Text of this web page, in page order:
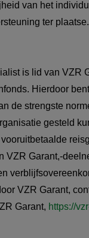
van het
ter plaatse.
is lid van VZR
Hierdoor
de strengste
gesteld
VZR Garant,-
VZR Garant,
Garant, https://